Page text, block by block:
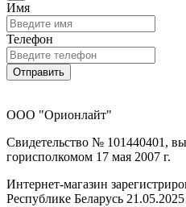
Имя
Телефон
Отправить
ООО "Орионлайт"
Свидетельство № 101440401,
горисполкомом 17 мая 2007 г.
Интернет-магазин
Республике Беларусь